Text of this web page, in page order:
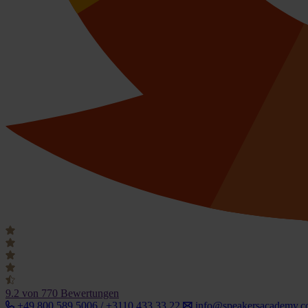
9.2 von 770 Bewertungen
+49 800 589 5006 / +3110 433 33 22